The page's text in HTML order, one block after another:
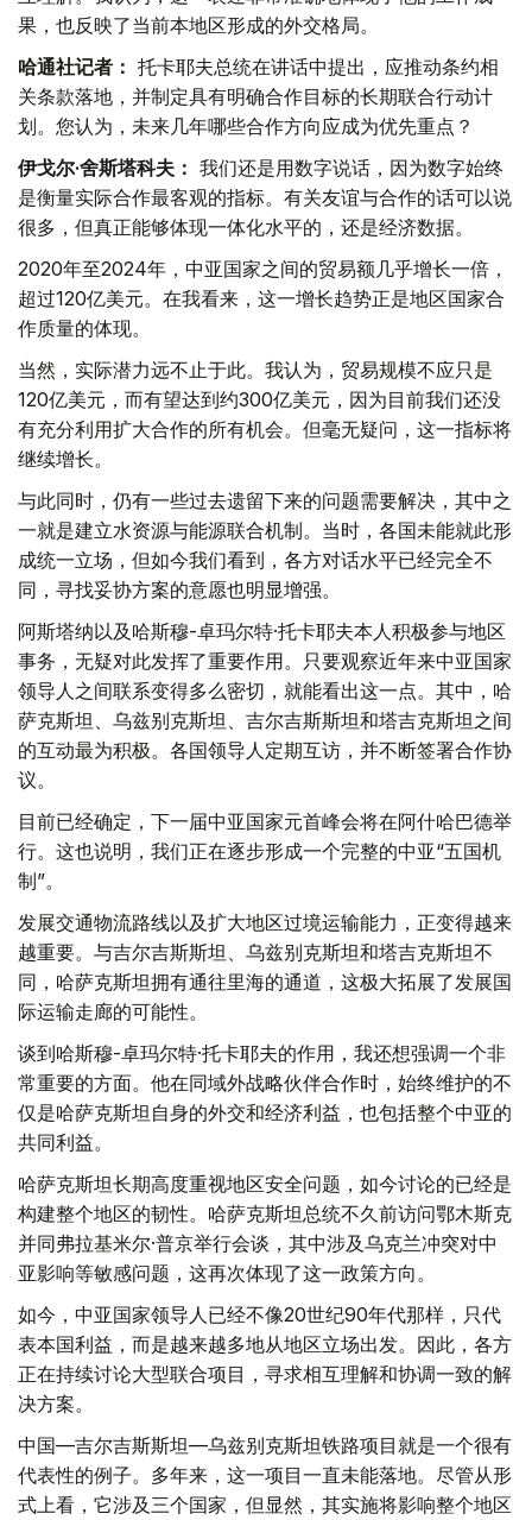
果，也反映了当前本地区形成的外交格局。
哈通社记者： 托卡耶夫总统在讲话中提出，应推动条约相
关条款落地，并制定具有明确合作目标的长期联合行动计
划。您认为，未来几年哪些合作方向应成为优先重点？
伊戈尔·舍斯塔科夫： 我们还是用数字说话，因为数字始终
是衡量实际合作最客观的指标。有关友谊与合作的话可以说
很多，但真正能够体现一体化水平的，还是经济数据。
2020年至2024年，中亚国家之间的贸易额几乎增长一倍，
超过120亿美元。在我看来，这一增长趋势正是地区国家合
作质量的体现。
当然，实际潜力远不止于此。我认为，贸易规模不应只是
120亿美元，而有望达到约300亿美元，因为目前我们还没
有充分利用扩大合作的所有机会。但毫无疑问，这一指标将
继续增长。
与此同时，仍有一些过去遗留下来的问题需要解决，其中之
一就是建立水资源与能源联合机制。当时，各国未能就此形
成统一立场，但如今我们看到，各方对话水平已经完全不
同，寻找妥协方案的意愿也明显增强。
阿斯塔纳以及哈斯穆-卓玛尔特·托卡耶夫本人积极参与地区
事务，无疑对此发挥了重要作用。只要观察近年来中亚国家
领导人之间联系变得多么密切，就能看出这一点。其中，哈
萨克斯坦、乌兹别克斯坦、吉尔吉斯斯坦和塔吉克斯坦之间
的互动最为积极。各国领导人定期互访，并不断签署合作协
议。
目前已经确定，下一届中亚国家元首峰会将在阿什哈巴德举
行。这也说明，我们正在逐步形成一个完整的中亚“五国机
制”。
发展交通物流路线以及扩大地区过境运输能力，正变得越来
越重要。与吉尔吉斯斯坦、乌兹别克斯坦和塔吉克斯坦不
同，哈萨克斯坦拥有通往里海的通道，这极大拓展了发展国
际运输走廊的可能性。
谈到哈斯穆-卓玛尔特·托卡耶夫的作用，我还想强调一个非
常重要的方面。他在同域外战略伙伴合作时，始终维护的不
仅是哈萨克斯坦自身的外交和经济利益，也包括整个中亚的
共同利益。
哈萨克斯坦长期高度重视地区安全问题，如今讨论的已经是
构建整个地区的韧性。哈萨克斯坦总统不久前访问鄂木斯克
并同弗拉基米尔·普京举行会谈，其中涉及乌克兰冲突对中
亚影响等敏感问题，这再次体现了这一政策方向。
如今，中亚国家领导人已经不像20世纪90年代那样，只代
表本国利益，而是越来越多地从地区立场出发。因此，各方
正在持续讨论大型联合项目，寻求相互理解和协调一致的解
决方案。
中国—吉尔吉斯斯坦—乌兹别克斯坦铁路项目就是一个很有
代表性的例子。多年来，这一项目一直未能落地。尽管从形
式上看，它涉及三个国家，但显然，其实施将影响整个地区